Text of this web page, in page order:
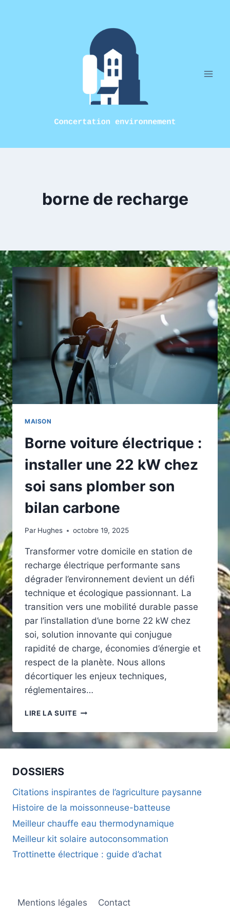
borne de recharge
MAISON
Borne voiture électrique :
installer une 22 kW chez
soi sans plomber son
bilan carbone
Par Hughes octobre 19, 2025
Transformer votre domicile en station de
recharge électrique performante sans
dégrader l’environnement devient un défi
technique et écologique passionnant. La
transition vers une mobilité durable passe
par l’installation d’une borne 22 kW chez
soi, solution innovante qui conjugue
rapidité de charge, économies d’énergie et
respect de la planète. Nous allons
décortiquer les enjeux techniques,
réglementaires…
LIRE LA SUITEBORNE
ÉLECTRIQUE
CHEZ
SOI
PLOMBER
SON
BILAN
CARBONE
DOSSIERS
Citations inspirantes de l’agriculture paysanne
Histoire de la moissonneuse-batteuse
Meilleur chauffe eau thermodynamique
Meilleur kit solaire autoconsommation
Trottinette électrique : guide d’achat
Mentions légales Contact